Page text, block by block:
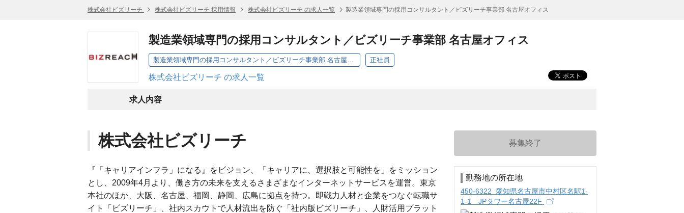
株式会社ビズリーチ 株式会社ビズリーチ 採用情報 株式会社ビズリーチ の求人一覧 製造業領域専門の採用コンサルタント／ビズリーチ事業部 名古屋オフィス
製造業領域専門の採用コンサルタント／ビズリーチ事業部 名古屋オフィス
製造業領域専門の採用コンサルタント／ビズリーチ事業部 名古屋オフィス 正社員
株式会社ビズリーチ の求人一覧
求人内容
株式会社ビズリーチ
『「キャリアインフラ」になる』をビジョン、「キャリアに、選択肢と可能性を」をミッション
とし、2009年4月より、働き方の未来を支えるさまざまなインターネットサービスを運営。東京
本社のほか、大阪、名古屋、福岡、静岡、広島に拠点を持つ。即戦力人材と企業をつなぐ転職サ
イト「ビズリーチ」、社内スカウトで人材流出を防ぐ「社内版ビズリーチ」、人財活用プラット
募集終了
勤務地の所在地
450-6322 愛知県名古屋市中村区名駅1-
1-1 JPタワー名古屋22F